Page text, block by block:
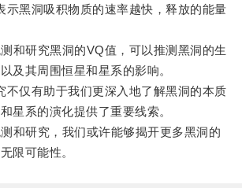
黑洞吸积物质的速率越快，释放的能量
研究黑洞的VQ值，可以推测黑洞的生
及其周围恒星和星系的影响。
仅有助于我们更深入地了解黑洞的本质
星系的演化提供了重要线索。
研究，我们或许能够揭开更多黑洞的
限可能性。